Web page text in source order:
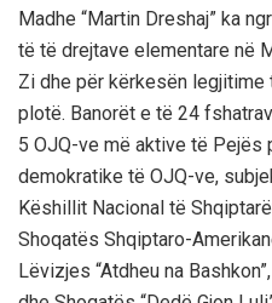
Madhe “Martin Dreshaj” ka
të të drejtave elementare në
Zi dhe për kërkesën
plotë. Banorët e të 24
5 OJQ-ve më aktive të Pejës
demokratike të OJQ-ve,
Këshillit Nacional të
Shoqatës Shqiptaro-
Lëvizjes “Atdheu na